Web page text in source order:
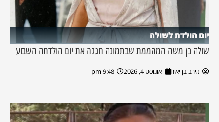
יום הולדת לשולה
שולה בן משה המהממת שבתמונה חגגה את יום הולדתה השבוע
מירב בן יאיר אוגוסט 4, 2026 9:48 pm